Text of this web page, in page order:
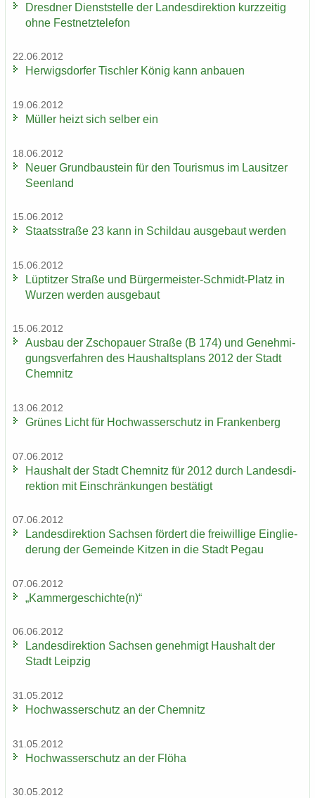
Dresd­ner Dienst­stel­le der Lan­des­di­rek­ti­on kurz­zei­tig
ohne Fest­netz­te­le­fon
22.06.2012
Her­wigs­dor­fer Tisch­ler König kann an­bau­en
19.06.2012
Mül­ler heizt sich sel­ber ein
18.06.2012
Neuer Grund­bau­stein für den Tou­ris­mus im Lau­sit­zer
Se­en­land
15.06.2012
Staats­stra­ße 23 kann in Schildau aus­ge­baut wer­den
15.06.2012
Lüp­tit­zer Stra­ße und Bürgermeister-​Schmidt-Platz in
Wur­zen wer­den aus­ge­baut
15.06.2012
Aus­bau der Zscho­pau­er Stra­ße (B 174) und Ge­neh­mi­
gungs­ver­fah­ren des Haus­halts­plans 2012 der Stadt
Chem­nitz
13.06.2012
Grü­nes Licht für Hoch­was­ser­schutz in Fran­ken­berg
07.06.2012
Haus­halt der Stadt Chem­nitz für 2012 durch Lan­des­di­
rek­ti­on mit Ein­schrän­kun­gen be­stä­tigt
07.06.2012
Lan­des­di­rek­ti­on Sach­sen för­dert die frei­wil­li­ge Ein­glie­
de­rung der Ge­mein­de Kit­zen in die Stadt Pegau
07.06.2012
„Kam­mer­ge­schich­te(n)“
06.06.2012
Lan­des­di­rek­ti­on Sach­sen ge­neh­migt Haus­halt der
Stadt Leip­zig
31.05.2012
Hoch­was­ser­schutz an der Chem­nitz
31.05.2012
Hoch­was­ser­schutz an der Flöha
30.05.2012